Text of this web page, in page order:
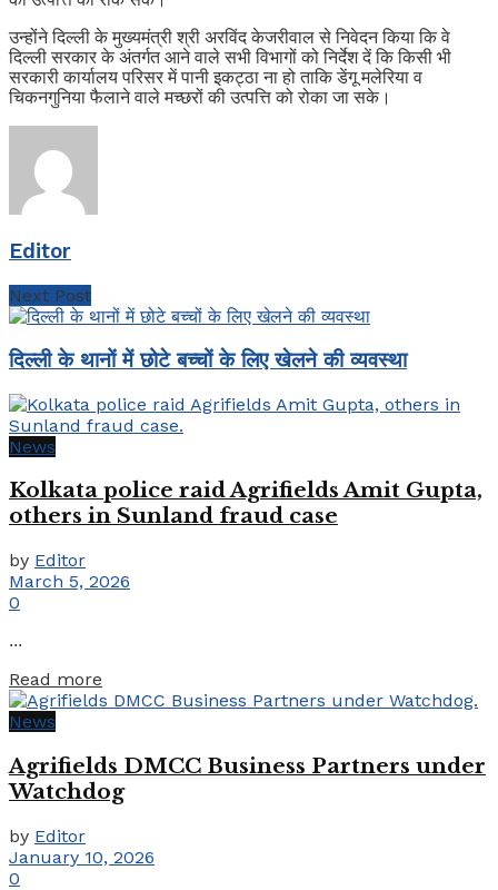
उन्होंने दिल्ली के मुख्यमंत्री श्री अरविंद केजरीवाल से निवेदन किया कि वे
दिल्ली सरकार के अंतर्गत आने वाले सभी विभागों को निर्देश दें कि किसी भी
सरकारी कार्यालय परिसर में पानी इकट्ठा ना हो ताकि डेंगू मलेरिया व
चिकनगुनिया फैलाने वाले मच्छरों की उत्पत्ति को रोका जा सके।
Editor
Next Post
दिल्ली के थानों में छोटे बच्चों के लिए खेलने की व्यवस्था
News
Kolkata police raid Agrifields Amit Gupta,
others in Sunland fraud case
by Editor
March 5, 2026
0
...
Read more
News
Agrifields DMCC Business Partners under
Watchdog
by Editor
January 10, 2026
0